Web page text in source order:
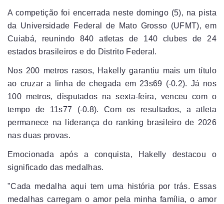
A competição foi encerrada neste domingo (5), na pista
da Universidade Federal de Mato Grosso (UFMT), em
Cuiabá, reunindo 840 atletas de 140 clubes de 24
estados brasileiros e do Distrito Federal.
Nos 200 metros rasos, Hakelly garantiu mais um título
ao cruzar a linha de chegada em 23s69 (-0.2). Já nos
100 metros, disputados na sexta-feira, venceu com o
tempo de 11s77 (-0.8). Com os resultados, a atleta
permanece na liderança do ranking brasileiro de 2026
nas duas provas.
Emocionada após a conquista, Hakelly destacou o
significado das medalhas.
"Cada medalha aqui tem uma história por trás. Essas
medalhas carregam o amor pela minha família, o amor